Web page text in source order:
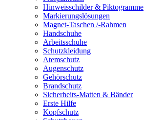
Hinweisschilder & Piktogramme
Markierungslösungen
Magnet-Taschen /-Rahmen
Handschuhe
Arbeitsschuhe
Schutzkleidung
Atemschutz
Augenschutz
Gehörschutz
Brandschutz
Sicherheits-Matten & Bänder
Erste Hilfe
Kopfschutz